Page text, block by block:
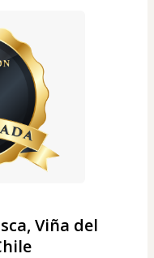
Viña del